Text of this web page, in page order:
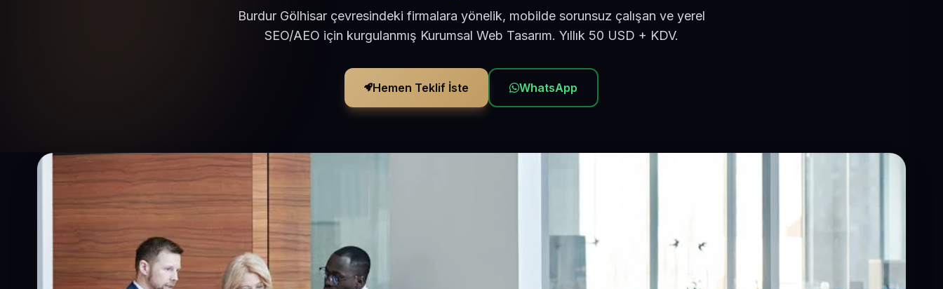
Burdur Gölhisar çevresindeki firmalara yönelik, mobilde sorunsuz çalışan ve yerel
SEO/AEO için kurgulanmış Kurumsal Web Tasarım. Yıllık 50 USD + KDV.
Hemen Teklif İste WhatsApp